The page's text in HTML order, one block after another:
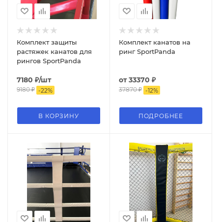
Комплект защиты
растяжек канатов для
рингов SportPanda
7180 ₽/шт
9180₽ -22%
В КОРЗИНУ
Комплект канатов на
ринг SportPanda
от33370 ₽
37870 ₽ -12%
ПОДРОБНЕЕ